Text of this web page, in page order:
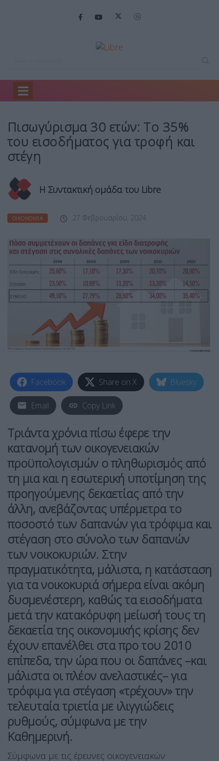
Home
Πισωγύρισμα 30 ετών: To 35%
του εισοδήματος για τροφή και
στέγη
Η Συντακτική ομάδα του Libre
ΟΙΚΟΝΟΜΊΑ 27 Φεβρουαρίου, 2024
Facebook Share on X Bluesky
Email Copy Link
Τριάντα χρόνια πίσω έφερε την
κατανομή των οικογενειακών
προϋπολογισμών ο πληθωρισμός από
τη μια και η εσωτερική υποτίμηση της
προηγούμενης δεκαετίας από την
άλλη, ανεβάζοντας υπέρμετρα το
ποσοστό των δαπανών για τρόφιμα και
στέγαση στο σύνολο των δαπανών
των νοικοκυριών. Στην
πραγματικότητα, μάλιστα, η κατάσταση
για τα νοικοκυριά σήμερα είναι ακόμη
δυσμενέστερη, καθώς τα εισοδήματα
μετά την κατακόρυφη μείωσή τους τη
δεκαετία της οικονομικής κρίσης δεν
έχουν επανέλθει στα προ του 2010
επίπεδα, την ώρα που οι δαπάνες –και
μάλιστα οι πλέον ανελαστικές– για
τρόφιμα για στέγαση «τρέχουν» την
τελευταία τριετία με ιλιγγιώδεις
ρυθμούς, σύμφωνα με την
Καθημερινή.
Σύμφωνα με τις έρευνες οικογενειακών